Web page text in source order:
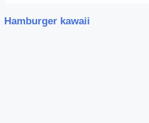
Hamburger kawaii